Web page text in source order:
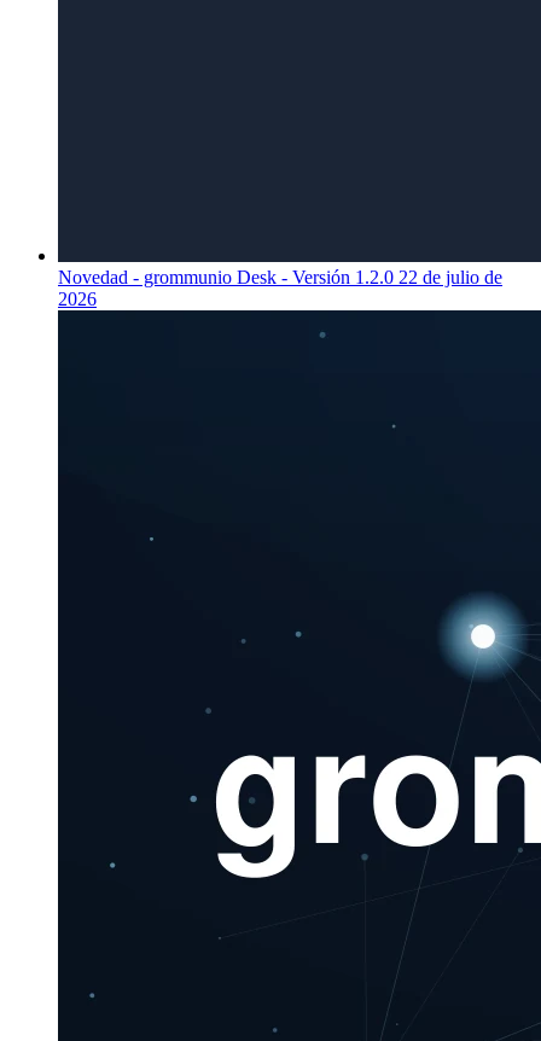
Novedad - grommunio Desk - Versión 1.2.0 22 de julio de
2026